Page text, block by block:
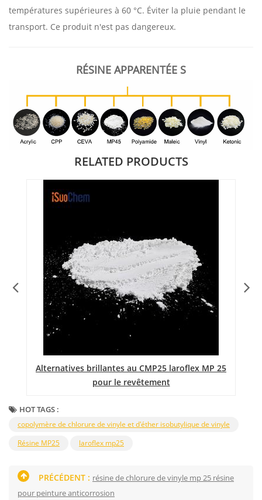
températures supérieures à 60 °C. Éviter la pluie pendant le
transport. Ce produit n'est pas dangereux.
RÉSINE APPARENTÉE S
RELATED PRODUCTS
Alternatives brillantes au CMP25 laroflex MP 25
pour le revêtement
HOT TAGS :
copolymère de chlorure de vinyle et d'éther isobutylique de vinyle
Résine MP25
laroflex mp25
PRÉCÉDENT : résine de chlorure de vinyle mp 25 résine
pour peinture anticorrosion